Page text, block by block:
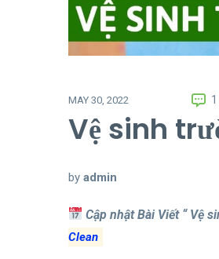
MAY 30, 2022 1
Vệ sinh
by admin
Cập nhật Bài Viết “ Vệ
Clean